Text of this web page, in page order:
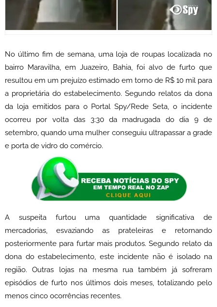
No último fim de semana, uma loja de roupas localizada no
bairro Maravilha, em Juazeiro, Bahia, foi alvo de furto que
resultou em um prejuízo estimado em torno de R$ 10 mil para
a proprietária do estabelecimento. Segundo relatos da dona
da loja emitidos para o Portal Spy/Rede Seta, o incidente
ocorreu por volta das 3:30 da madrugada do dia 9 de
setembro, quando uma mulher conseguiu ultrapassar a grade
e porta de vidro do comércio.
A suspeita furtou uma quantidade significativa de
mercadorias, esvaziando as prateleiras e retornando
posteriormente para furtar mais produtos. Segundo relato da
dona do estabelecimento, este incidente não é isolado na
região. Outras lojas na mesma rua também já sofreram
episódios de furto nos últimos dois meses, totalizando pelo
menos cinco ocorrências recentes.